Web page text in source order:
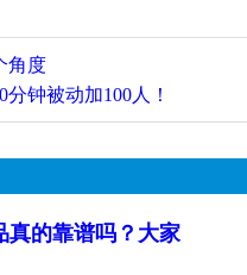
角度
钟被动加100人！
真的靠谱吗？大家